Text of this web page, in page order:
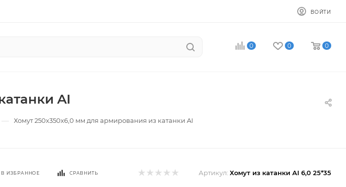
ВОЙТИ
0 0 0
AI
— Хомут 250х350х6,0 мм для армирования из катанки AI
В ИЗБРАННОЕ СРАВНИТЬ Артикул: Хомут из катанки AI 6,0 25*35